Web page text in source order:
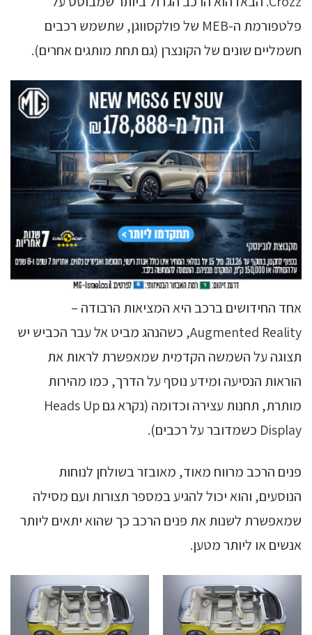
פלטפורמת ה-MEB של פולקסווגן, שתשמש רכבים
חשמליים שונים של הקונצרן (גם תחת מותגים אחרים).
אחד החידושים ברכב היא המציאות הרבודה –
Augmented Reality, כשהנהג מביט אל עבר הכביש יש
תצוגה על השמשה הקדמית שמאפשרת לראות את
הוראות הנסיעה ומידע נוסף על הדרך, כמו מהירות
מותרת, תחנות עצירה וכדומה (נקרא גם Heads Up
Display כשמדובר על רכבים).
פנים הרכב מרווח מאוד, מאובזר בשולחן לנוחות
הנוסעים, והוא יכול להגיע במספר תצורות ועם מסילה
שמאפשרת לשנות את פנים הרכב כך שהוא יתאים ליותר
אנשים או ליותר מטען.